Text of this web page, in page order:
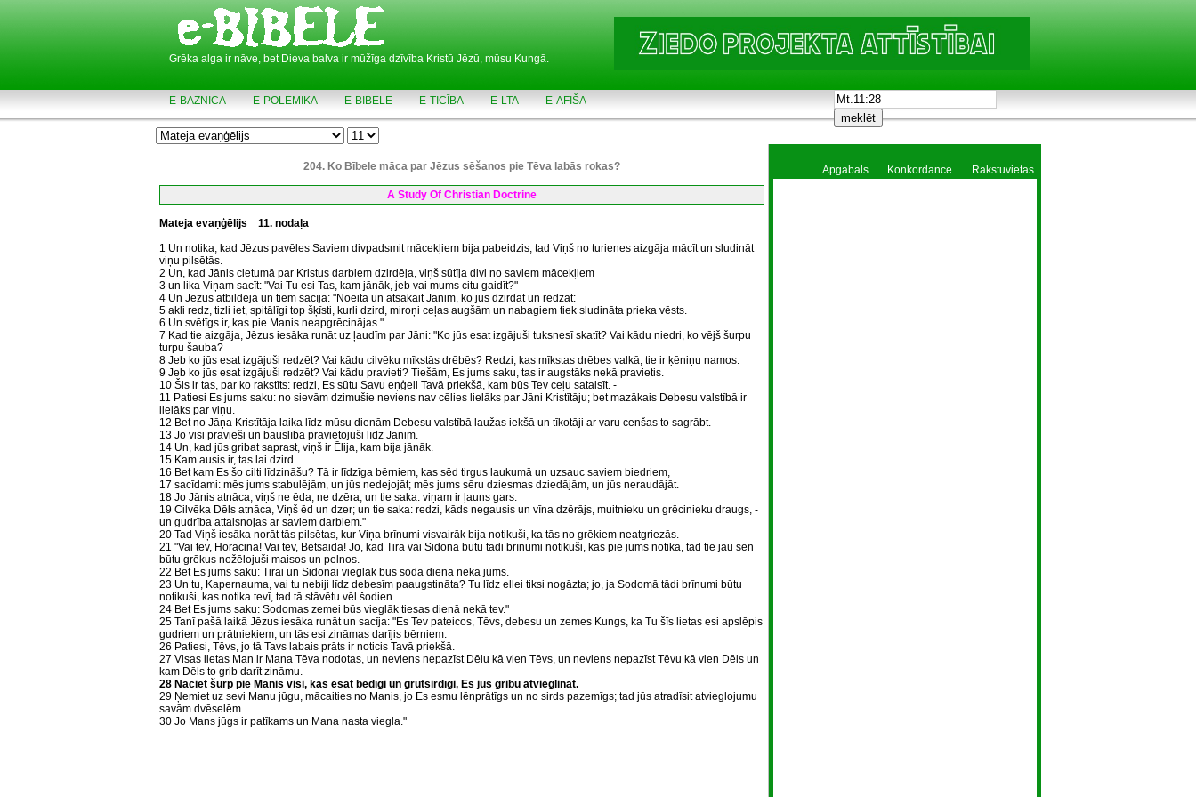
Grēka alga ir nāve, bet Dieva balva ir mūžīga dzīvība Kristū Jēzū, mūsu Kungā.
E-BAZNICA E-POLEMIKA E-BIBELE E-TICĪBA E-LTA E-AFIŠA
204. Ko Bībele māca par Jēzus sēšanos pie Tēva labās rokas?
A Study Of Christian Doctrine
Mateja evaņģēlijs
11. nodaļa
1 Un notika, kad Jēzus pavēles Saviem divpadsmit mācekļiem bija pabeidzis, tad Viņš no turienes aizgāja mācīt un sludināt
viņu pilsētās.
2 Un, kad Jānis cietumā par Kristus darbiem dzirdēja, viņš sūtīja divi no saviem mācekļiem
3 un lika Viņam sacīt: "Vai Tu esi Tas, kam jānāk, jeb vai mums citu gaidīt?"
4 Un Jēzus atbildēja un tiem sacīja: "Noeita un atsakait Jānim, ko jūs dzirdat un redzat:
5 akli redz, tizli iet, spitālīgi top šķīsti, kurli dzird, miroņi ceļas augšām un nabagiem tiek sludināta prieka vēsts.
6 Un svētīgs ir, kas pie Manis neapgrēcinājas."
7 Kad tie aizgāja, Jēzus iesāka runāt uz ļaudīm par Jāni: "Ko jūs esat izgājuši tuksnesī skatīt? Vai kādu niedri, ko vējš šurpu
turpu šauba?
8 Jeb ko jūs esat izgājuši redzēt? Vai kādu cilvēku mīkstās drēbēs? Redzi, kas mīkstas drēbes valkā, tie ir ķēniņu namos.
9 Jeb ko jūs esat izgājuši redzēt? Vai kādu pravieti? Tiešām, Es jums saku, tas ir augstāks nekā pravietis.
10 Šis ir tas, par ko rakstīts: redzi, Es sūtu Savu eņģeli Tavā priekšā, kam būs Tev ceļu sataisīt. -
11 Patiesi Es jums saku: no sievām dzimušie neviens nav cēlies lielāks par Jāni Kristītāju; bet mazākais Debesu valstībā ir
lielāks par viņu.
12 Bet no Jāņa Kristītāja laika līdz mūsu dienām Debesu valstībā laužas iekšā un tīkotāji ar varu cenšas to sagrābt.
13 Jo visi pravieši un bauslība pravietojuši līdz Jānim.
14 Un, kad jūs gribat saprast, viņš ir Ēlija, kam bija jānāk.
15 Kam ausis ir, tas lai dzird.
16 Bet kam Es šo cilti līdzināšu? Tā ir līdzīga bērniem, kas sēd tirgus laukumā un uzsauc saviem biedriem,
17 sacīdami: mēs jums stabulējām, un jūs nedejojāt; mēs jums sēru dziesmas dziedājām, un jūs neraudājāt.
18 Jo Jānis atnāca, viņš ne ēda, ne dzēra; un tie saka: viņam ir ļauns gars.
19 Cilvēka Dēls atnāca, Viņš ēd un dzer; un tie saka: redzi, kāds negausis un vīna dzērājs, muitnieku un grēcinieku draugs, -
un gudrība attaisnojas ar saviem darbiem."
20 Tad Viņš iesāka norāt tās pilsētas, kur Viņa brīnumi visvairāk bija notikuši, ka tās no grēkiem neatgriezās.
21 "Vai tev, Horacina! Vai tev, Betsaida! Jo, kad Tirā vai Sidonā būtu tādi brīnumi notikuši, kas pie jums notika, tad tie jau sen
būtu grēkus nožēlojuši maisos un pelnos.
22 Bet Es jums saku: Tirai un Sidonai vieglāk būs soda dienā nekā jums.
23 Un tu, Kapernauma, vai tu nebiji līdz debesīm paaugstināta? Tu līdz ellei tiksi nogāzta; jo, ja Sodomā tādi brīnumi būtu
notikuši, kas notika tevī, tad tā stāvētu vēl šodien.
24 Bet Es jums saku: Sodomas zemei būs vieglāk tiesas dienā nekā tev."
25 Tanī pašā laikā Jēzus iesāka runāt un sacīja: "Es Tev pateicos, Tēvs, debesu un zemes Kungs, ka Tu šīs lietas esi apslēpis
gudriem un prātniekiem, un tās esi zināmas darījis bērniem.
26 Patiesi, Tēvs, jo tā Tavs labais prāts ir noticis Tavā priekšā.
27 Visas lietas Man ir Mana Tēva nodotas, un neviens nepazīst Dēlu kā vien Tēvs, un neviens nepazīst Tēvu kā vien Dēls un
kam Dēls to grib darīt zināmu.
28 Nāciet šurp pie Manis visi, kas esat bēdīgi un grūtsirdīgi, Es jūs gribu atvieglināt.
29 Ņemiet uz sevi Manu jūgu, mācaities no Manis, jo Es esmu lēnprātīgs un no sirds pazemīgs; tad jūs atradīsit atvieglojumu
savām dvēselēm.
30 Jo Mans jūgs ir patīkams un Mana nasta viegla."
Apgabals Konkordance Rakstuvietas